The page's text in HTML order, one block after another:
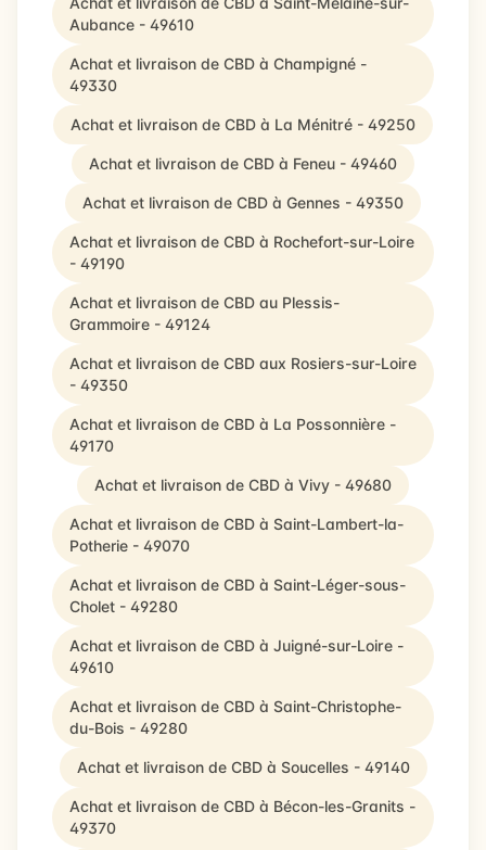
Aubance - 49610
Achat et livraison de CBD à Champigné -
49330
Achat et livraison de CBD à La Ménitré - 49250
Achat et livraison de CBD à Feneu - 49460
Achat et livraison de CBD à Gennes - 49350
Achat et livraison de CBD à Rochefort-sur-Loire
- 49190
Achat et livraison de CBD au Plessis-
Grammoire - 49124
Achat et livraison de CBD aux Rosiers-sur-Loire
- 49350
Achat et livraison de CBD à La Possonnière -
49170
Achat et livraison de CBD à Vivy - 49680
Achat et livraison de CBD à Saint-Lambert-la-
Potherie - 49070
Achat et livraison de CBD à Saint-Léger-sous-
Cholet - 49280
Achat et livraison de CBD à Juigné-sur-Loire -
49610
Achat et livraison de CBD à Saint-Christophe-
du-Bois - 49280
Achat et livraison de CBD à Soucelles - 49140
Achat et livraison de CBD à Bécon-les-Granits -
49370